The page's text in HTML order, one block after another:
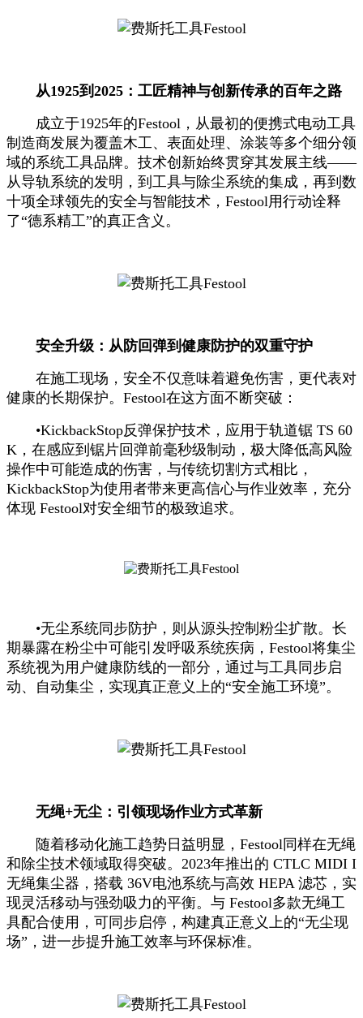
从1925到2025：工匠精神与创新传承的百年之路
成立于1925年的Festool，从最初的便携式电动工具
制造商发展为覆盖木工、表面处理、涂装等多个细分领
域的系统工具品牌。技术创新始终贯穿其发展主线——
从导轨系统的发明，到工具与除尘系统的集成，再到数
十项全球领先的安全与智能技术，Festool用行动诠释
了“德系精工”的真正含义。
安全升级：从防回弹到健康防护的双重守护
在施工现场，安全不仅意味着避免伤害，更代表对
健康的长期保护。Festool在这方面不断突破：
•KickbackStop反弹保护技术，应用于轨道锯 TS 60
K，在感应到锯片回弹前毫秒级制动，极大降低高风险
操作中可能造成的伤害，与传统切割方式相比，
KickbackStop为使用者带来更高信心与作业效率，充分
体现 Festool对安全细节的极致追求。
•无尘系统同步防护，则从源头控制粉尘扩散。长
期暴露在粉尘中可能引发呼吸系统疾病，Festool将集尘
系统视为用户健康防线的一部分，通过与工具同步启
动、自动集尘，实现真正意义上的“安全施工环境”。
无绳+无尘：引领现场作业方式革新
随着移动化施工趋势日益明显，Festool同样在无绳
和除尘技术领域取得突破。2023年推出的 CTLC MIDI I
无绳集尘器，搭载 36V电池系统与高效 HEPA 滤芯，实
现灵活移动与强劲吸力的平衡。与 Festool多款无绳工
具配合使用，可同步启停，构建真正意义上的“无尘现
场”，进一步提升施工效率与环保标准。